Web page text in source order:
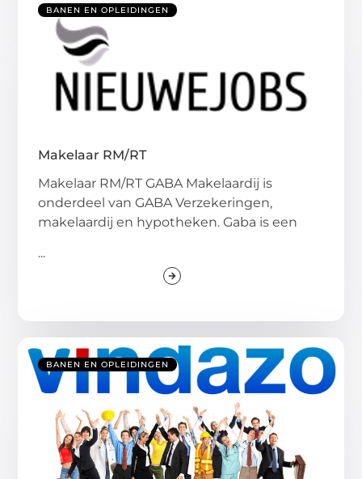
BANEN EN OPLEIDINGEN
Makelaar RM/RT
Makelaar RM/RT GABA Makelaardij is
onderdeel van GABA Verzekeringen,
makelaardij en hypotheken. Gaba is een
...
BANEN EN OPLEIDINGEN